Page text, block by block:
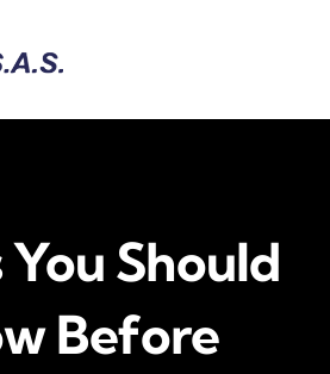
Should
Before